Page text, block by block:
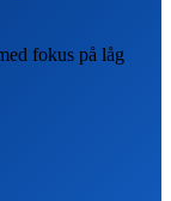
fokus på låg